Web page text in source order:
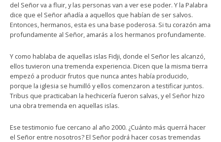
del Señor va a fluir, y las personas van a ver ese poder. Y la Palabra
dice que el Señor añadía a aquellos que habían de ser salvos.
Entonces, hermanos, esta es una base poderosa. Si tu corazón ama
profundamente al Señor, amarás a los hermanos profundamente.
Y como hablaba de aquellas islas Fidji, donde el Señor les alcanzó,
ellos tuvieron una tremenda experiencia. Dicen que la misma tierra
empezó a producir frutos que nunca antes había producido,
porque la iglesia se humilló y ellos comenzaron a testificar juntos.
Tribus que practicaban la hechicería fueron salvas, y el Señor hizo
una obra tremenda en aquellas islas.
Ese testimonio fue cercano al año 2000. ¿Cuánto más querrá hacer
el Señor entre nosotros? El Señor podrá hacer cosas tremendas